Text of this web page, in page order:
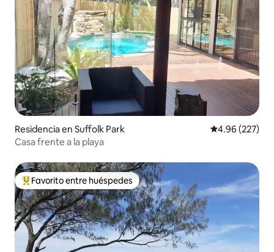
Residencia en Suffolk Park Calificación
4.96 (227)
Casa frente a la playa
De los mejores en Favorito entre huéspedes
Favorito entre huéspedes